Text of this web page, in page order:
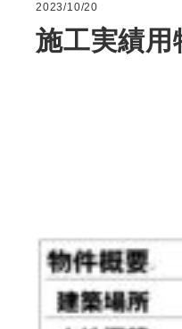
2023/10/20
施工実績用